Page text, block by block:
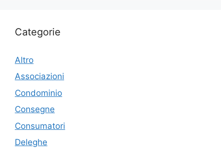
Categorie
Altro
Associazioni
Condominio
Consegne
Consumatori
Deleghe